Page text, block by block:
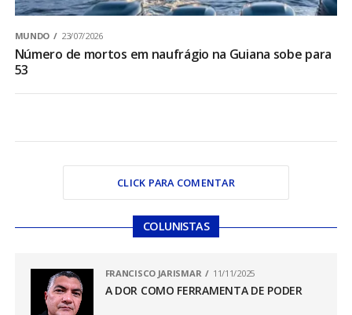
MUNDO 23/07/2026
Número de mortos em naufrágio na Guiana sobe para
53
CLICK PARA COMENTAR
COLUNISTAS
FRANCISCO JARISMAR 11/11/2025
A DOR COMO FERRAMENTA DE PODER